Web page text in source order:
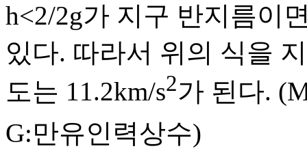
h<2/2g가 지구 반지름이
있다. 따라서 위의 식을
도는 11.2km/s2가 된다.
G:만유인력상수)